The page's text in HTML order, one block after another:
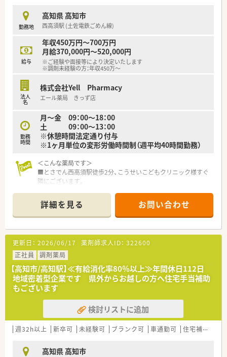
指していくことができます。
■企業年金制度や従業員持ち株制度、英会話スクール補助等の福
利厚生も充実しています。
＜こんな方にオススメ＞
■総合病院門前でスキルアップしたい方
■店舗異動なく同じ店舗で長くお仕事したい方
■クリーンベンチなどの設備がある店舗でスキルアップできる
環境です。
■高知医療センターからの外来処方箋の対応がメインです。
■在宅専任者の方がいらっしゃいますので在宅業務について基
本的に対応はございません。
＜研修制度＞
す。
ベテランの社員さんもおられますので安心です。
■認定薬剤師取得サポートとしてe-ラーニングの利用が可能で
＜法人特徴＞
■高知県内を中心にグループ全体で32店舗展開中です。今後も
県内・県外にて店舗を増やしていく方針です。
を運営されています。
■在宅件数はグループ全体で700件以上ございます。在宅専任薬
剤師も複数名いらっしゃいます。
■1年に1回以上学会に参加されており、学会発表チームを立ち
上げ、日々の業務で感じたことや、患者さまからの要望などを議
論して発表の題目を検討されています。
■1年に3回（3月、7月、11月）グループ内の薬剤師・看護師・ケアマ
ネージャー・看護師・事務職全ての職員を集めての勉強会を開か
れています。薬の知識だけでなく、安全管理の取り組みや外部の
専門家による接遇研修等も行われています。
■保険薬局での勤務未経験の方に対しても、電子薬歴の使用方法
や調剤報酬の算定方法等の教育カリキュラムをご準備されてい
ます。
■希望制となりますが、職員研修の一環として医療機関のご協力
のもと、4～6カ月の病院研修も行われています。
■調剤業務だけでなく、災害対策や野菜の販売等を通して地域貢
献を行われています。
＜こんな方にもオススメ＞
■毎週出なくても土日休みがあればいいなとお考えの方
勤務地
高知県 高知市
西高須駅 (土佐電鉄ごめん線)
給与
年収450万円～700万円
月給370,000円～520,000円
※ご経験や面接等により決定いたします
※調剤未経験の方：年収450万～
法人
名
株式会社Yell Pharmacy
エール薬局 きっず店
勤務
時間
月～金 09：00～18：00
土 09：00～13：00
※休憩時間法定通り付与
※1ヶ月単位の変形労働時間制（週平均40時間勤務）
＜こんな薬局です＞
■とさでん西高須駅徒歩2分、こうせいこどもクリニック様すぐ
隣にございます。
■薬剤師1名体制の店舗です。配属店舗につきましてはご経験や
面接等により最終決定いたします。
当店舗以外での配属となる可能性もございます。
■業務効率化や正確な調剤を行うため、電子薬歴・散剤分包機（円
盤）・監査システム・
統一調剤マニュアル・自動発注システム ・散剤ピッキングシス
テム・二次元バーコードなど導入されています。
＜業務内容＞
■調剤・投薬・監査等、外来処方箋の対応全般をお願いいたしま
す。
■小児科門前のため、お子様・その親御様が来局されることが多
■処方箋枚数は1日あたり平均40枚です。
■在宅患者様の対応も行っています。これまでのご経験や入社
＜研修制度＞
詳細を見る お問い合わせ
更新日： 2026/06/17 薬剤師求人ID： 322600
正社員
調剤薬局
【高知市/高知駅】≪有給消化率80％以上≫年間休日112日
地域密着型企業です 県外からお越しの方へ住宅手当補助
もございます
検討リストに追加
週32h以上 新卒可 未経験可 ブランク可 車通勤可 住宅補助(手当)あり
高知県 高知市